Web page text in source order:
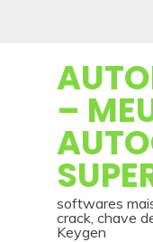
–
softwares
crack, chave
Keygen